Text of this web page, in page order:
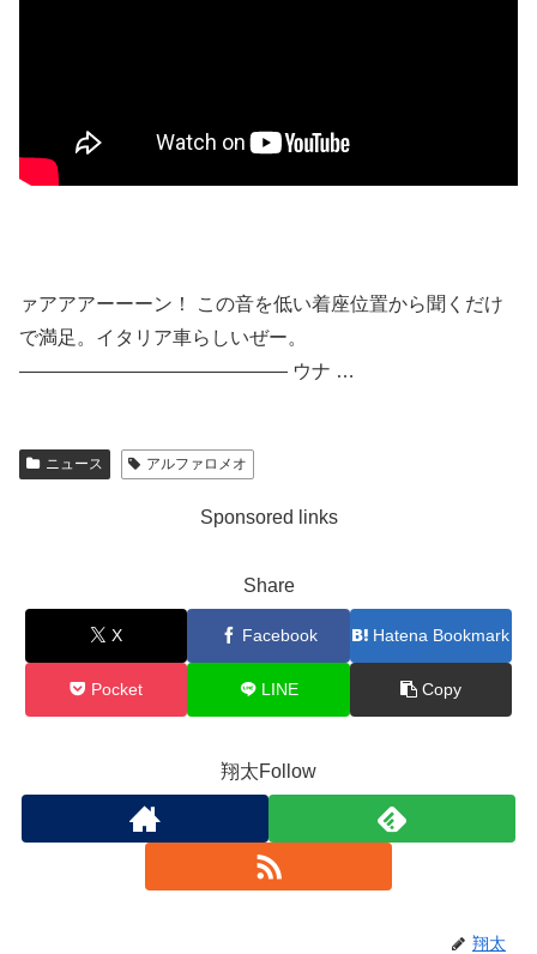
ァアアアーーーン！ この音を低い着座位置から聞くだけ
で満足。イタリア車らしいぜー。
—————————————— ウナ …
ニュース アルファロメオ
Sponsored links
Share
X Facebook Hatena Bookmark
Pocket LINE Copy
翔太Follow
翔太